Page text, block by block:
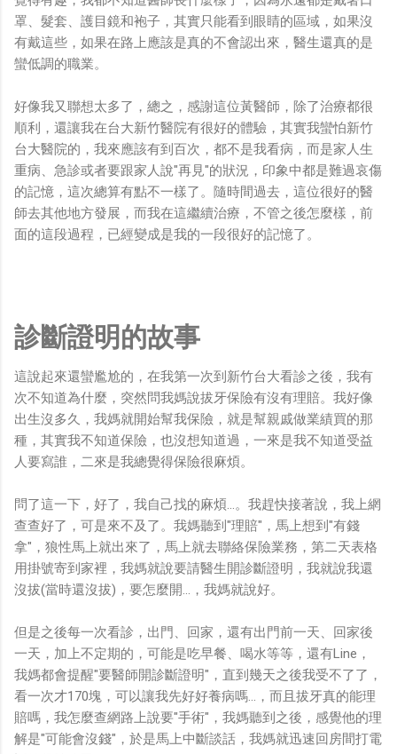
罩、髮套、護目鏡和袍子，其實只能看到眼睛的區域，如果沒
有戴這些，如果在路上應該是真的不會認出來，醫生還真的是
蠻低調的職業。
好像我又聯想太多了，總之，感謝這位黃醫師，除了治療都很
順利，還讓我在台大新竹醫院有很好的體驗，其實我蠻怕新竹
台大醫院的，我來應該有到百次，都不是我看病，而是家人生
重病、急診或者要跟家人說"再見"的狀況，印象中都是難過哀傷
的記憶，這次總算有點不一樣了。隨時間過去，這位很好的醫
師去其他地方發展，而我在這繼續治療，不管之後怎麼樣，前
面的這段過程，已經變成是我的一段很好的記憶了。
診斷證明的故事
這說起來還蠻尷尬的，在我第一次到新竹台大看診之後，我有
次不知道為什麼，突然問我媽說拔牙保險有沒有理賠。我好像
出生沒多久，我媽就開始幫我保險，就是幫親戚做業績買的那
種，其實我不知道保險，也沒想知道過，一來是我不知道受益
人要寫誰，二來是我總覺得保險很麻煩。
問了這一下，好了，我自己找的麻煩...。我趕快接著說，我上網
查查好了，可是來不及了。我媽聽到"理賠"，馬上想到"有錢
拿"，狼性馬上就出來了，馬上就去聯絡保險業務，第二天表格
用掛號寄到家裡，我媽就說要請醫生開診斷證明，我就說我還
沒拔(當時還沒拔)，要怎麼開...，我媽就說好。
但是之後每一次看診，出門、回家，還有出門前一天、回家後
一天，加上不定期的，可能是吃早餐、喝水等等，還有Line，
我媽都會提醒"要醫師開診斷證明"，直到幾天之後我受不了了，
看一次才170塊，可以讓我先好好養病嗎...，而且拔牙真的能理
賠嗎，我怎麼查網路上說要"手術"，我媽聽到之後，感覺他的理
解是"可能會沒錢"，於是馬上中斷談話，我媽就迅速回房間打電